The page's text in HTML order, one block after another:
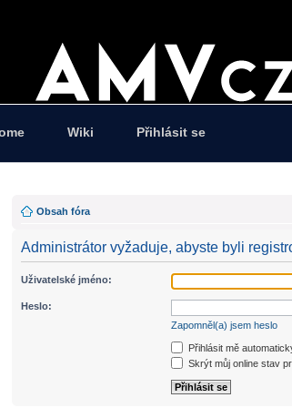
Wiki Přihlásit se
Obsah fóra
Administrátor vyžaduje, abyste byli
Uživatelské jméno:
Heslo:
Zapomněl(a) jsem heslo
Přihlásit mě
Skrýt můj online stav